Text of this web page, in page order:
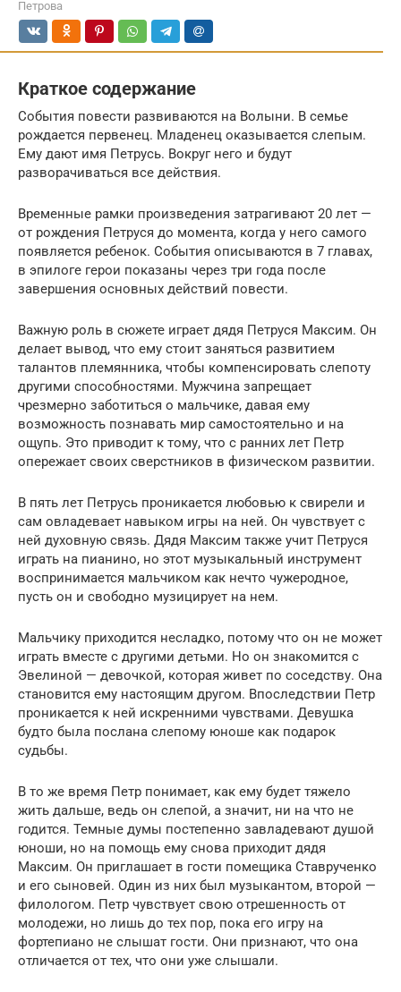
Петрова
Краткое содержание
События повести развиваются на Волыни. В семье
рождается первенец. Младенец оказывается слепым.
Ему дают имя Петрусь. Вокруг него и будут
разворачиваться все действия.
Временные рамки произведения затрагивают 20 лет —
от рождения Петруся до момента, когда у него самого
появляется ребенок. События описываются в 7 главах,
в эпилоге герои показаны через три года после
завершения основных действий повести.
Важную роль в сюжете играет дядя Петруся Максим. Он
делает вывод, что ему стоит заняться развитием
талантов племянника, чтобы компенсировать слепоту
другими способностями. Мужчина запрещает
чрезмерно заботиться о мальчике, давая ему
возможность познавать мир самостоятельно и на
ощупь. Это приводит к тому, что с ранних лет Петр
опережает своих сверстников в физическом развитии.
В пять лет Петрусь проникается любовью к свирели и
сам овладевает навыком игры на ней. Он чувствует с
ней духовную связь. Дядя Максим также учит Петруся
играть на пианино, но этот музыкальный инструмент
воспринимается мальчиком как нечто чужеродное,
пусть он и свободно музицирует на нем.
Мальчику приходится несладко, потому что он не может
играть вместе с другими детьми. Но он знакомится с
Эвелиной — девочкой, которая живет по соседству. Она
становится ему настоящим другом. Впоследствии Петр
проникается к ней искренними чувствами. Девушка
будто была послана слепому юноше как подарок
судьбы.
В то же время Петр понимает, как ему будет тяжело
жить дальше, ведь он слепой, а значит, ни на что не
годится. Темные думы постепенно завладевают душой
юноши, но на помощь ему снова приходит дядя
Максим. Он приглашает в гости помещика Ставрученко
и его сыновей. Один из них был музыкантом, второй —
филологом. Петр чувствует свою отрешенность от
молодежи, но лишь до тех пор, пока его игру на
фортепиано не слышат гости. Они признают, что она
отличается от тех, что они уже слышали.